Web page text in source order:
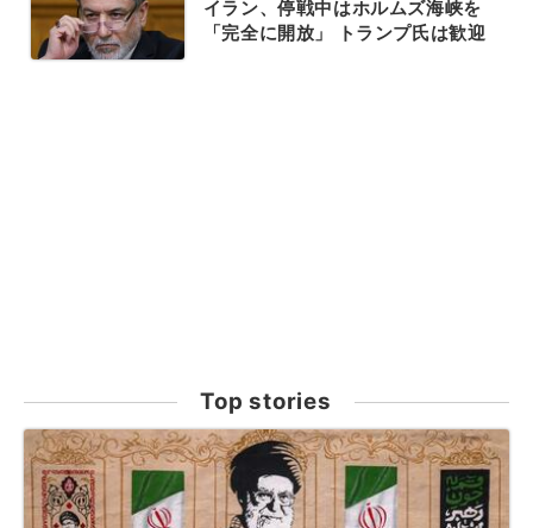
イラン、停戦中はホルムズ海峡を
「完全に開放」 トランプ氏は歓迎
Top stories